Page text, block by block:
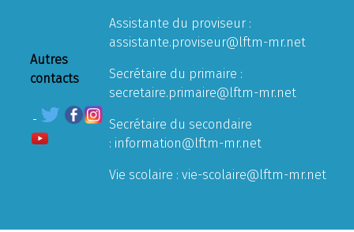
Autres
contacts
Assistante du proviseur :
assistante.proviseur@lftm-mr.net
Secrétaire du primaire :
secretaire.primaire@lftm-mr.net
Secrétaire du secondaire
: information@lftm-mr.net
Vie scolaire : vie-scolaire@lftm-mr.net